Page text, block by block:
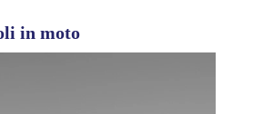
in moto